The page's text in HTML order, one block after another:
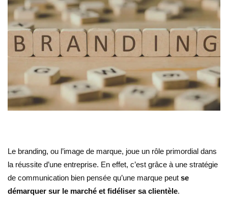
Le branding, ou l’image de marque, joue un rôle primordial dans
la réussite d’une entreprise. En effet, c’est grâce à une stratégie
de communication bien pensée qu’une marque peut se
démarquer sur le marché et fidéliser sa clientèle.